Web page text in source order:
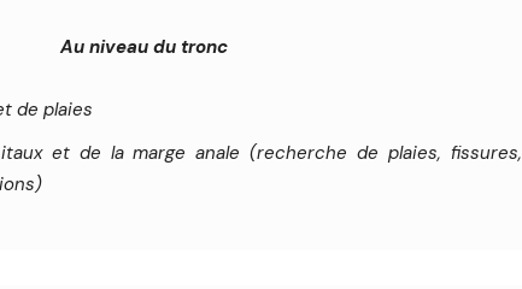
Au niveau du tronc
de plaies
et de la marge anale (recherche de plaies, fissures,